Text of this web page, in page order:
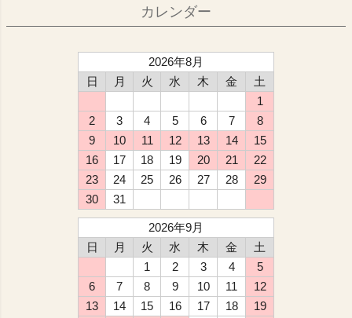
カレンダー
2026年8月
日
月 火 水 木 金
土
1
2
3 4 5 6 7
8
9
10 11 12 13 14
15
16
17 18 19 20 21
22
23
24 25 26 27 28
29
30
31
2026年9月
日
月 火 水 木 金
土
1
2 3 4
5
6
7 8 9 10 11
12
13
14 15 16 17 18
19